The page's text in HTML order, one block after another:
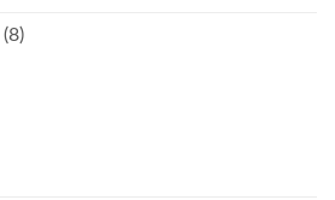
(8)